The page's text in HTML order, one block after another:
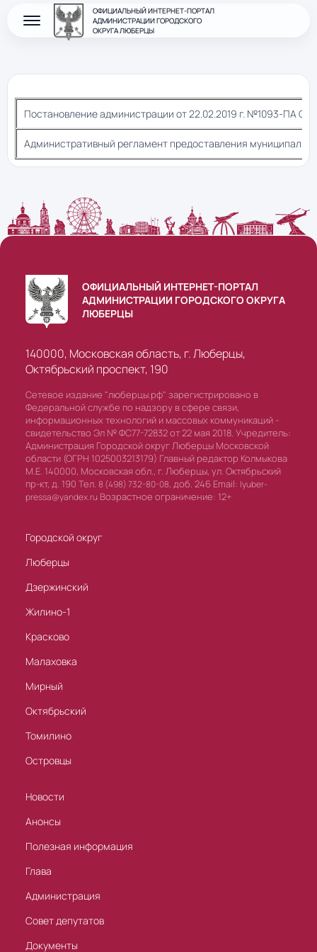
ОФИЦИАЛЬНЫЙ ИНТЕРНЕТ-ПОРТАЛ
АДМИНИСТРАЦИИ ГОРОДСКОГО
ОКРУГА ЛЮБЕРЦЫ
Постановление администрации от 22.02.2019 г. №1093-ПА Об
Административный регламент предоставления
ОФИЦИАЛЬНЫЙ ИНТЕРНЕТ-ПОРТАЛ
АДМИНИСТРАЦИИ ГОРОДСКОГО ОКРУГА
ЛЮБЕРЦЫ
140000, Московская область, г. Люберцы,
Октябрьский проспект, 190
Сетевое издание "люберцы.рф" зарегистрировано в
Федеральной службе по надзору в сфере связи,
информационных технологий и массовых коммуникаций -
свидетельство Эл № ФС77-72832 от 22 мая 2018. Учредитель:
Администрация Городской округ Люберцы Московской
области (ОГРН 1025003213179) Главный редактор Колмыкова
М.Е. 140000, Московская обл., г. Люберцы, ул. Октябрьский
пр-кт, д. 190 Тел. 8 (498) 732-80-08, доб. 246 Email: lyuber-
pressa@yandex.ru Возрастное ограничение: 12+
Городской округ
Люберцы
Дзержинский
Жилино-1
Красково
Малаховка
Мирный
Октябрьский
Томилино
Островцы
Новости
Анонсы
Полезная информация
Глава
Администрация
Совет депутатов
Документы